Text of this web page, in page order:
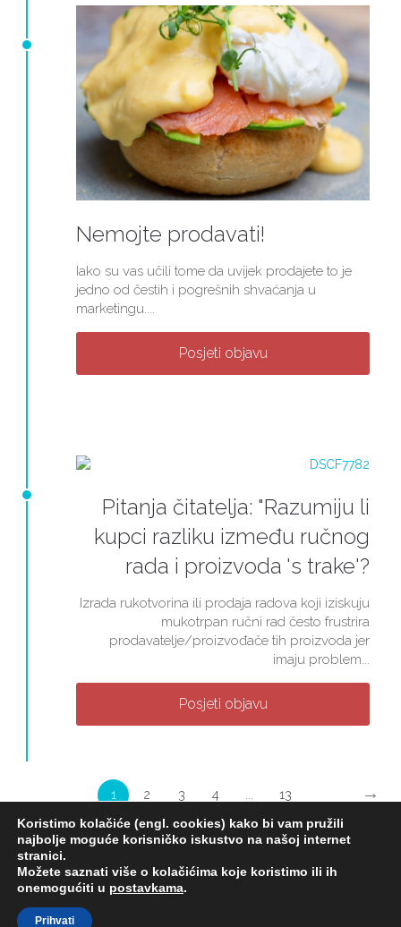
Nemojte prodavati!
Iako su vas učili tome da uvijek prodajete to je
jedno od čestih i pogrešnih shvaćanja u
marketingu....
Posjeti objavu
Pitanja čitatelja: "Razumiju li
kupci razliku između ručnog
rada i proizvoda 's trake'?
Izrada rukotvorina ili prodaja radova koji iziskuju
mukotrpan ručni rad često frustrira
prodavatelje/proizvođače tih proizvoda jer
imaju problem...
Posjeti objavu
1 2 3 4 ... 13 →
Copyright 2019 MUDRA SOVA © All Rights Reserved
Koristimo kolačiće (engl. cookies) kako bi vam pružili
najbolje moguće korisničko iskustvo na našoj internet
stranici.
Možete saznati više o kolačićima koje koristimo ili ih
onemogućiti u postavkama.
Prihvati